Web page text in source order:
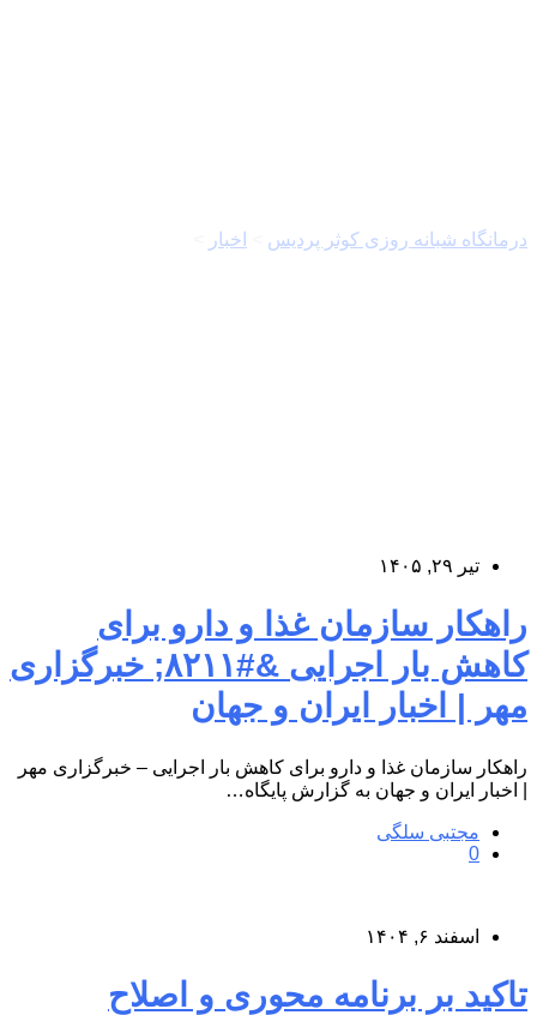
درمانگاه شبانه روزی کوثر پردیس اخبار
تیر ۲۹, ۱۴۰۵
راهکار سازمان غذا و دارو برای
کاهش بار اجرایی &#۸۲۱۱; خبرگزاری
مهر | اخبار ایران و جهان
راهکار سازمان غذا و دارو برای کاهش بار اجرایی – خبرگزاری مهر
| اخبار ایران و جهان به گزارش پایگاه…
مجتبی سلگی
0
اسفند ۶, ۱۴۰۴
تاکید بر برنامه محوری و اصلاح